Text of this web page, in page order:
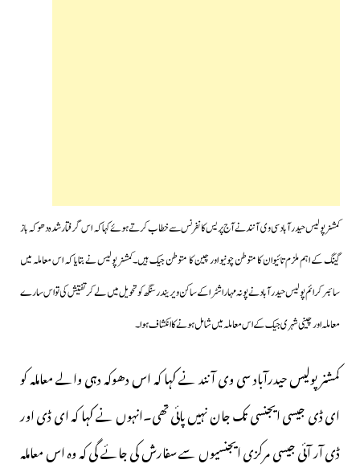
کمشنر پولیس حیدرآباد سی وی آنندنے آج پریس کانفرنس سے خطاب کرتے ہوئے کہا کہ اس گرفتار شدہ دھوکہ باز
گینگ کے اہم ملزم تائیوان کا متوطن چونیو اور چین کا متوطن جیک ہیں۔کمشنر پولیس نے بتایا کہ اس معاملہ میں
سائبر کرائم پولیس حیدرآباد نے پونہ مہاراشٹراکے ساکن ویریندر سنگھ کو تحویل میں لے کر تفتیش کی تو اس سارے
معاملہ اور چینی شہری جیک کے اس معاملہ میں شامل ہونے کا انکشاف ہوا۔
کمشنر پولیس حیدرآباد سی وی آنند نے کہا کہ اس دھوکہ دہی والے معاملہ کو
ای ڈی جیسی ایجنسی تک جان نہیں پائی تھی۔انہوں نے کہا کہ ای ڈی اور
ڈی آر آئی جیسی مرکزی ایجنسیوں سے سفارش کی جائے گی کہ وہ اس معاملہ